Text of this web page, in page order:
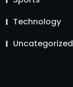
Technology
Uncategorized